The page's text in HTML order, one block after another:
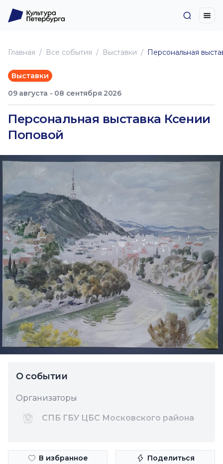
Главная Все события Выставки Персональная
Выставки
09 августа - 08 сентября 2026
Персональная выставка Ксении
Поповой
О событии
Организаторы
СПБ ГБУ ЦБС Московского района
В избранное Поделиться